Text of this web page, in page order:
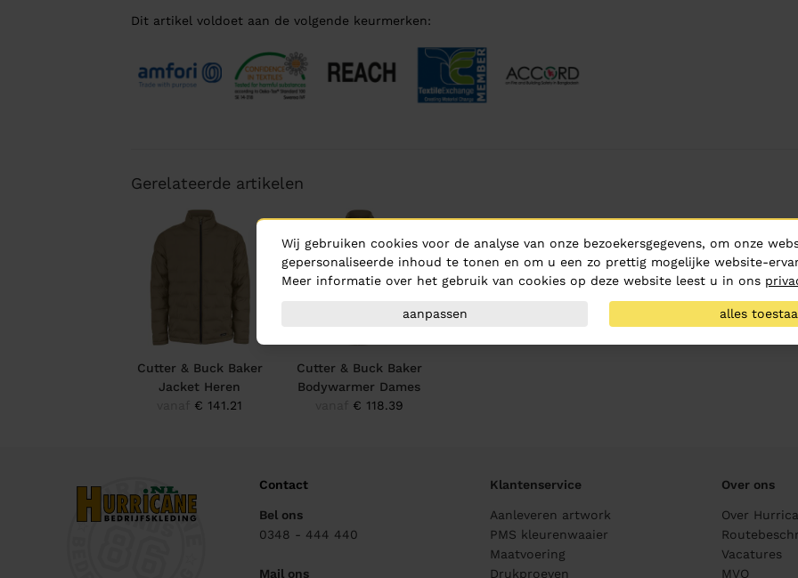
Dit artikel voldoet aan de volgende keurmerken:
Gerelateerde artikelen
Cutter & Buck Baker
Jacket Heren
€ 141.21
Cutter & Buck Baker
Bodywarmer Dames
€ 118.39
Contact
Bel ons
0348 - 444 440
Mail ons
Klantenservice
Aanleveren artwork
PMS kleurenwaaier
Maatvoering
Drukproeven
Over ons
Over
Vacatures
MVO
Wij gebruiken cookies voor de analyse van onze bezoekersgegevens, om onze
gepersonaliseerde inhoud te tonen en om u een zo prettig mogelijke website-
Meer informatie over het gebruik van cookies op deze website leest u in ons
aanpassen alles